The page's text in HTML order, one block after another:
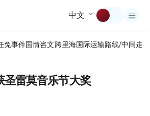
中文
免事件国情咨文跨里海国际运输路线/中间走廊
圣雷莫音乐节大奖